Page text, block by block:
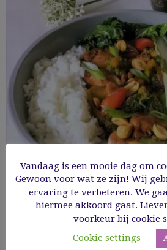
Wok met kip, groenten en
zoetzure saus
Vandaag is een mooie dag om
Gewoon voor wat ze zijn! Wij
ervaring te verbeteren. We
hiermee akkoord gaat.
voorkeur bij cookie
Cookie settings